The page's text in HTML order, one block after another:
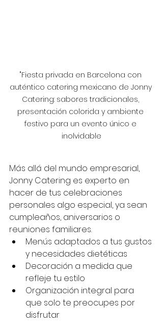
"Fiesta privada en Barcelona con
auténtico catering mexicano de Jonny
Catering: sabores tradicionales,
presentación colorida y ambiente
festivo para un evento único e
inolvidable
Más allá del mundo empresarial,
Jonny Catering es experto en
hacer de tus celebraciones
personales algo especial, ya sean
cumpleaños, aniversarios o
reuniones familiares.
Menús adaptados a tus gustos
y necesidades dietéticas
Decoración a medida que
refleje tu estilo
Organización integral para
que solo te preocupes por
disfrutar